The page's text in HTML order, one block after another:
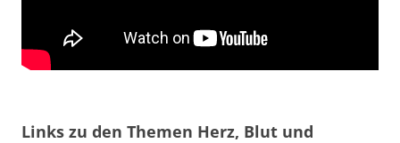
Links zu den Themen Herz, Blut und